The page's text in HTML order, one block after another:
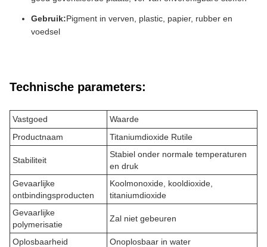
Gebruik:Pigment in verven, plastic, papier, rubber en
voedsel
Technische parameters:
Vastgoed
Waarde
Productnaam
Titaniumdioxide Rutile
Stabiliteit
Stabiel onder normale temperaturen
en druk
Gevaarlijke
ontbindingsproducten
Koolmonoxide, kooldioxide,
titaniumdioxide
Gevaarlijke
polymerisatie
Zal niet gebeuren
Oplosbaarheid
Onoplosbaar in water